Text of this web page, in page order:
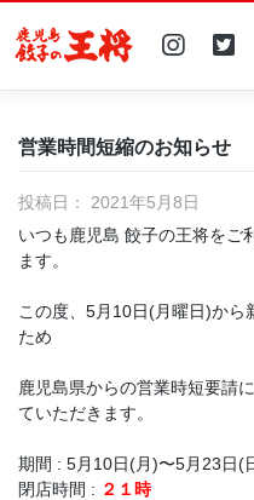
content
営業時間短縮のお知らせ
投稿日： 2021年5月8日
いつも鹿児島 餃子の王将をご
ます。
この度、5月10日(月曜日)か
ため
鹿児島県からの営業時短要請
ていただきます。
期間 : 5月10日(月)〜5月23日(
閉店時間 : ２１時